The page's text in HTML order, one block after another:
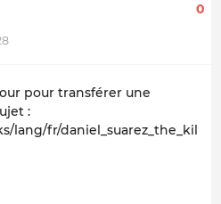
0
pour transférer une
:
lang/fr/